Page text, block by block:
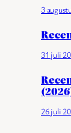
3
31 juli
26 juli